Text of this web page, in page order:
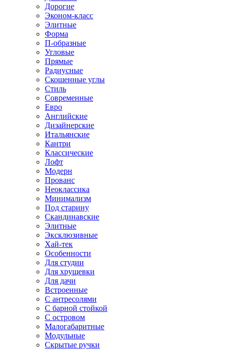
Дорогие
Эконом-класс
Элитные
Форма
П-образные
Угловые
Прямые
Радиусные
Скошенные углы
Стиль
Современные
Евро
Английские
Дизайнерские
Итальянские
Кантри
Классические
Лофт
Модерн
Прованс
Неоклассика
Минимализм
Под старину
Скандинавские
Элитные
Эксклюзивные
Хай-тек
Особенности
Для студии
Для хрущевки
Для дачи
Встроенные
С антресолями
С барной стойкой
С островом
Малогабаритные
Модульные
Скрытые ручки